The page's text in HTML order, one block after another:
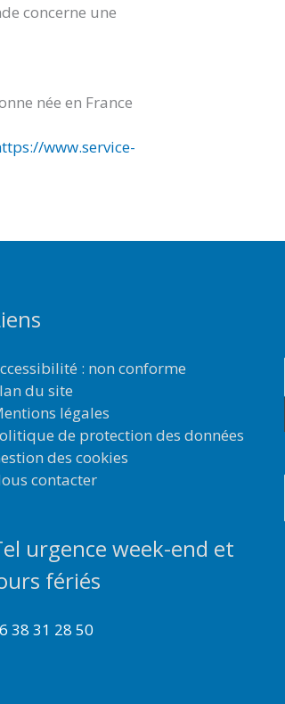
concerne une
née en France
www.service-
: non conforme
du site
légales
de protection des données
des cookies
contacter
urgence week-end et
fériés
38 31 28 50